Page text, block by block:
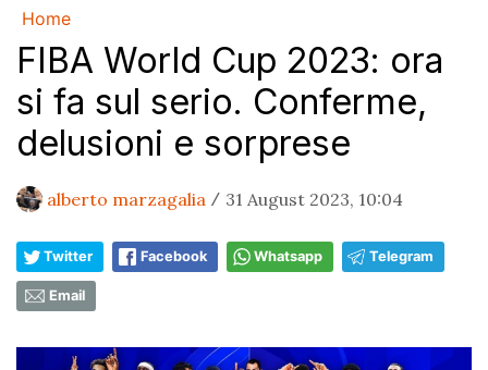
Home
FIBA World Cup 2023: ora
si fa sul serio. Conferme,
delusioni e sorprese
alberto marzagalia / 31 August 2023, 10:04
Twitter Facebook Whatsapp Telegram
Email